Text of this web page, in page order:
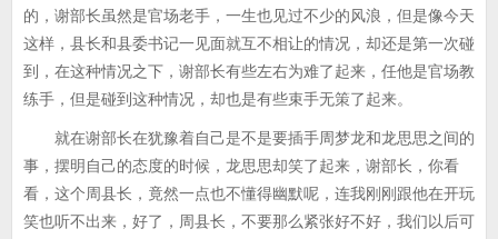
的，谢部长虽然是官场老手，一生也见过不少的风浪，但是像今天
这样，县长和县委书记一见面就互不相让的情况，却还是第一次碰
到，在这种情况之下，谢部长有些左右为难了起来，任他是官场教
练手，但是碰到这种情况，却也是有些束手无策了起来。
就在谢部长在犹豫着自己是不是要插手周梦龙和龙思思之间的
事，摆明自己的态度的时候，龙思思却笑了起来，谢部长，你看
看，这个周县长，竟然一点也不懂得幽默呢，连我刚刚跟他在开玩
笑也听不出来，好了，周县长，不要那么紧张好不好，我们以后可